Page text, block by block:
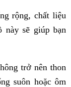
rộng, chất liệu
này sẽ giúp bạn
trở nên thon
suôn hoặc ôm